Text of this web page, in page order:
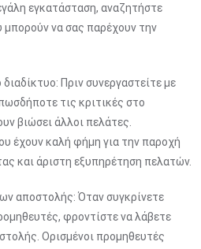
εγκατάσταση, αναζητήστε
να σας παρέχουν την
Πριν συνεργαστείτε με
τις κριτικές στο
βιώσει άλλοι πελάτες.
έχουν καλή φήμη για την παροχή
και άριστη εξυπηρέτηση πελατών.
αποστολής: Όταν συγκρίνετε
φροντίστε να λάβετε
Ορισμένοι προμηθευτές